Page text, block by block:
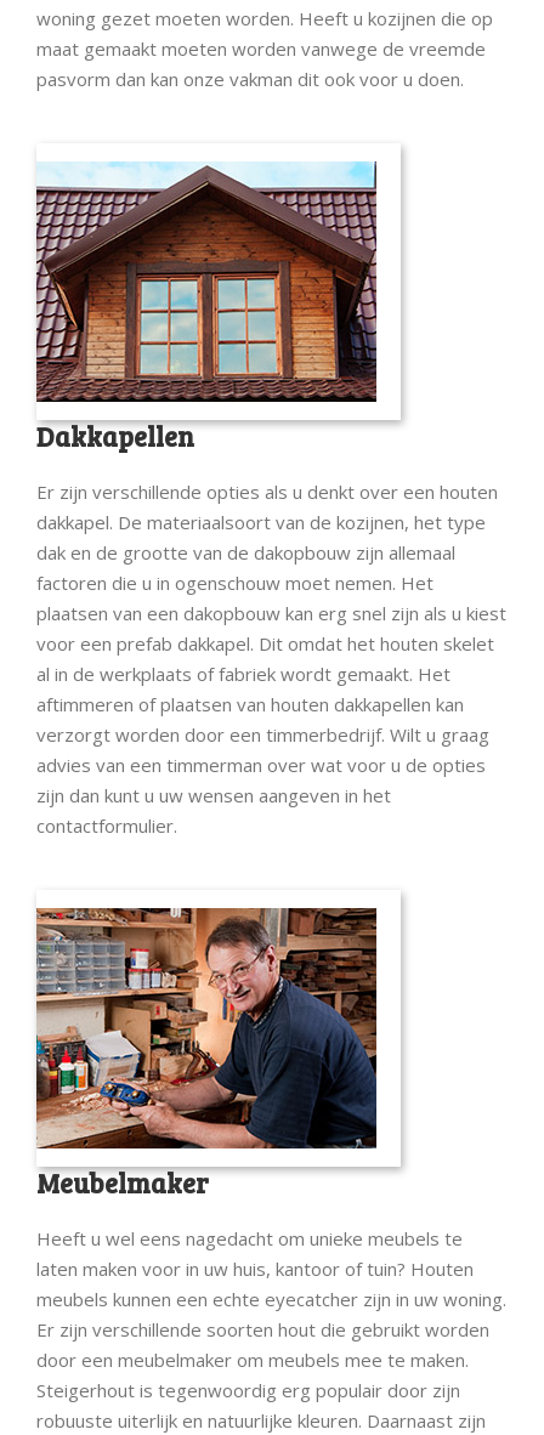
woning gezet moeten worden. Heeft u kozijnen die op
maat gemaakt moeten worden vanwege de vreemde
pasvorm dan kan onze vakman dit ook voor u doen.
Dakkapellen
Er zijn verschillende opties als u denkt over een houten
dakkapel. De materiaalsoort van de kozijnen, het type
dak en de grootte van de dakopbouw zijn allemaal
factoren die u in ogenschouw moet nemen. Het
plaatsen van een dakopbouw kan erg snel zijn als u kiest
voor een prefab dakkapel. Dit omdat het houten skelet
al in de werkplaats of fabriek wordt gemaakt. Het
aftimmeren of plaatsen van houten dakkapellen kan
verzorgt worden door een timmerbedrijf. Wilt u graag
advies van een timmerman over wat voor u de opties
zijn dan kunt u uw wensen aangeven in het
contactformulier.
Meubelmaker
Heeft u wel eens nagedacht om unieke meubels te
laten maken voor in uw huis, kantoor of tuin? Houten
meubels kunnen een echte eyecatcher zijn in uw woning.
Er zijn verschillende soorten hout die gebruikt worden
door een meubelmaker om meubels mee te maken.
Steigerhout is tegenwoordig erg populair door zijn
robuuste uiterlijk en natuurlijke kleuren. Daarnaast zijn